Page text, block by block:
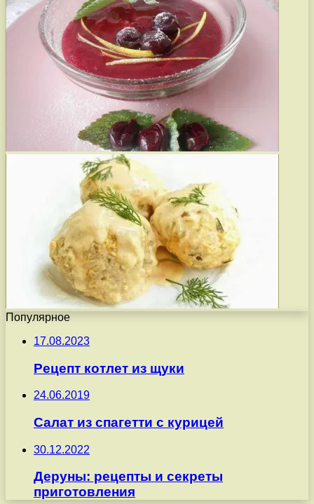
Популярное
17.08.2023
Рецепт котлет из щуки
24.06.2019
Салат из спагетти с курицей
30.12.2022
Деруны: рецепты и секреты
приготовления